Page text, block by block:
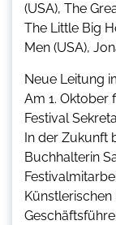
(USA), The
The Little Big
Men (USA),
Neue Leitung
Am 1. Oktober
Festival
In der Zukunft
Buchhalterin